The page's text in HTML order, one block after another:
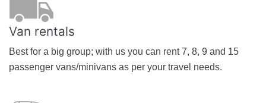
Van rentals
Best for a big group; with us you can rent 7, 8, 9 and 15
passenger vans/minivans as per your travel needs.